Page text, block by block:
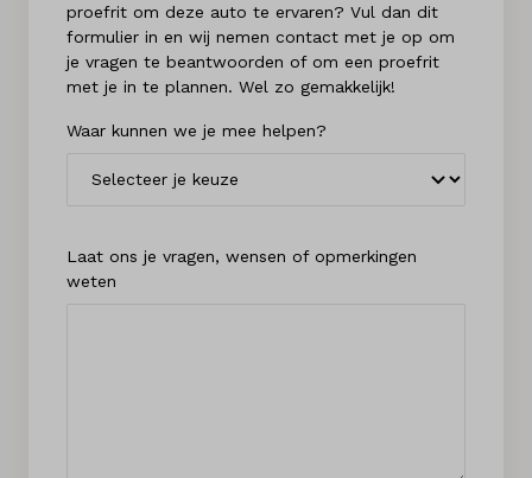
proefrit om deze auto te ervaren? Vul dan dit
formulier in en wij nemen contact met je op om
je vragen te beantwoorden of om een proefrit
met je in te plannen. Wel zo gemakkelijk!
Waar kunnen we je mee helpen?
Laat ons je vragen, wensen of opmerkingen
weten